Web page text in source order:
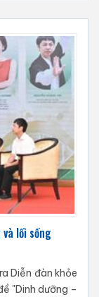
lối sống
Diễn đàn khỏe
"Dinh dưỡng –